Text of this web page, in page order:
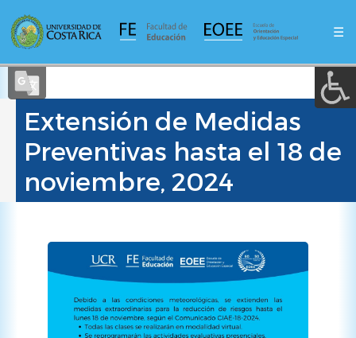
contenido
principal
☰
Extensión de Medidas
Preventivas hasta el 18 de
noviembre, 2024